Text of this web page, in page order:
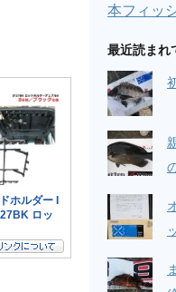
本フィッ
最近読まれ